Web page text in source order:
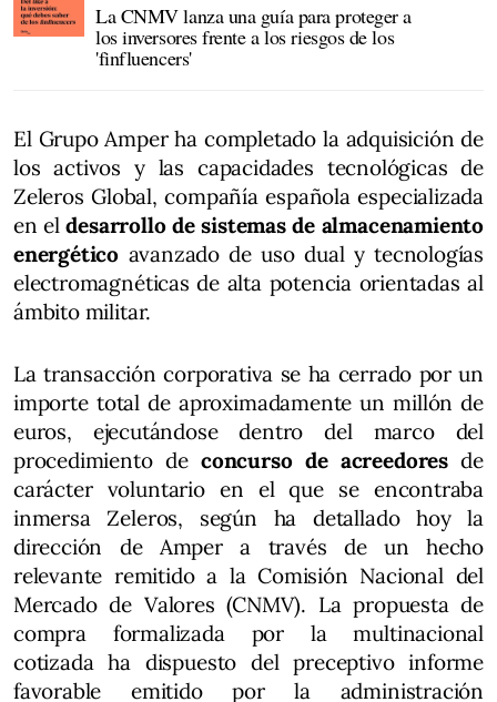
La CNMV lanza una guía para proteger a
los inversores frente a los riesgos de los
'finfluencers'
El Grupo Amper ha completado la adquisición de
los activos y las capacidades tecnológicas de
Zeleros Global, compañía española especializada
en eldesarrollo de sistemas de almacenamiento
energético avanzado de uso dual y tecnologías
electromagnéticas de alta potencia orientadas al
ámbito militar.
La transacción corporativa se ha cerrado por un
importe total de aproximadamente un millón de
euros, ejecutándose dentro del marco del
procedimiento de concurso de acreedoresde
carácter voluntario en el que se encontraba
inmersa Zeleros, según ha detallado hoy la
dirección de Amper a través de un hecho
relevante remitido a la Comisión Nacional del
Mercado de Valores (CNMV). La propuesta de
compra formalizada por la multinacional
cotizada ha dispuesto del preceptivo informe
favorable emitido por la administración